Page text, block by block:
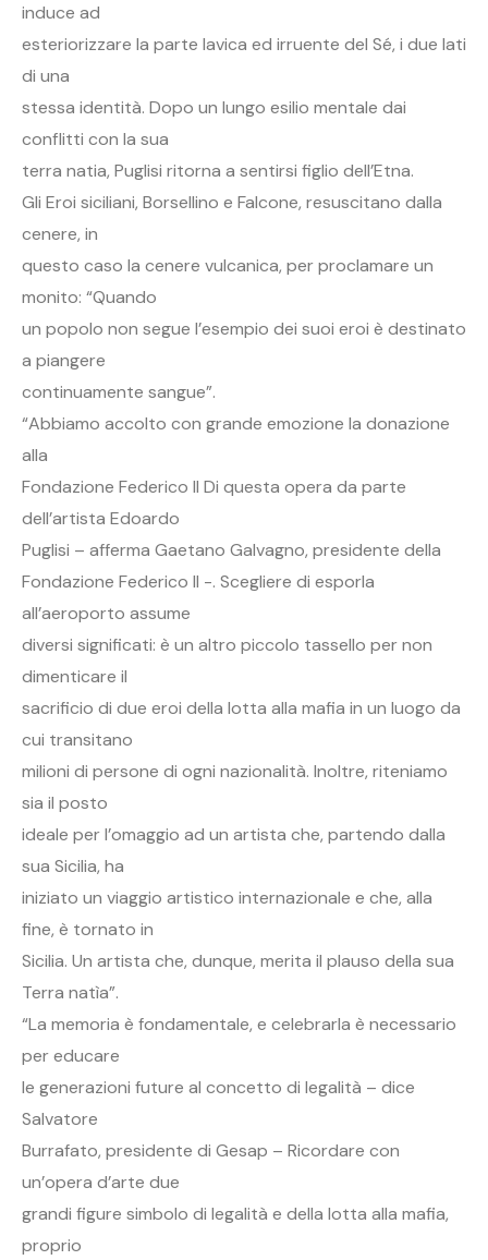
induce ad
esteriorizzare la parte lavica ed irruente del Sé, i due lati
di una
stessa identità. Dopo un lungo esilio mentale dai
conflitti con la sua
terra natia, Puglisi ritorna a sentirsi figlio dell’Etna.
Gli Eroi siciliani, Borsellino e Falcone, resuscitano dalla
cenere, in
questo caso la cenere vulcanica, per proclamare un
monito: “Quando
un popolo non segue l’esempio dei suoi eroi è destinato
a piangere
continuamente sangue”.
“Abbiamo accolto con grande emozione la donazione
alla
Fondazione Federico II Di questa opera da parte
dell’artista Edoardo
Puglisi – afferma Gaetano Galvagno, presidente della
Fondazione Federico II -. Scegliere di esporla
all’aeroporto assume
diversi significati: è un altro piccolo tassello per non
dimenticare il
sacrificio di due eroi della lotta alla mafia in un luogo da
cui transitano
milioni di persone di ogni nazionalità. Inoltre, riteniamo
sia il posto
ideale per l’omaggio ad un artista che, partendo dalla
sua Sicilia, ha
iniziato un viaggio artistico internazionale e che, alla
fine, è tornato in
Sicilia. Un artista che, dunque, merita il plauso della sua
Terra natìa”.
“La memoria è fondamentale, e celebrarla è necessario
per educare
le generazioni future al concetto di legalità – dice
Salvatore
Burrafato, presidente di Gesap – Ricordare con
un’opera d’arte due
grandi figure simbolo di legalità e della lotta alla mafia,
proprio